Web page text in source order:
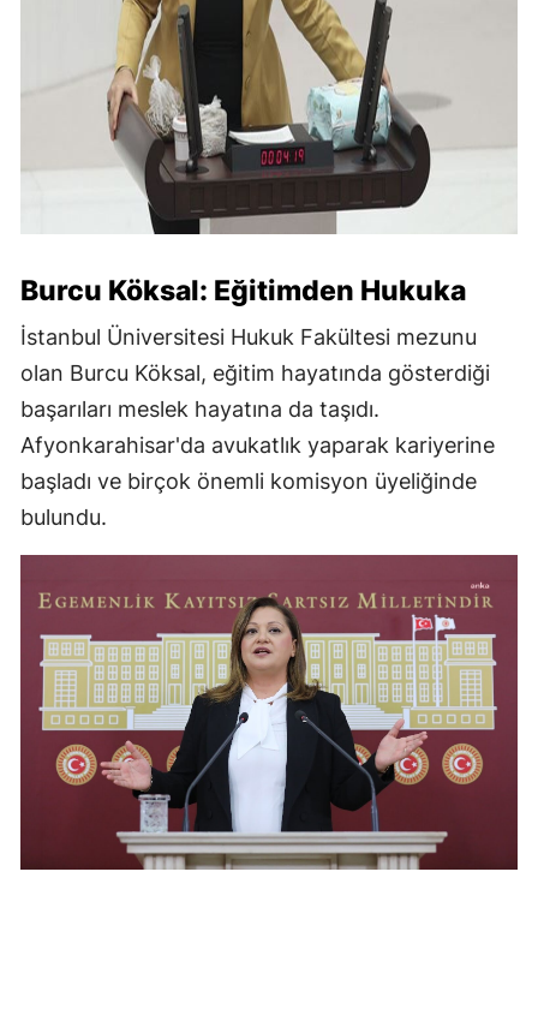
Burcu Köksal: Eğitimden Hukuka
İstanbul Üniversitesi Hukuk Fakültesi mezunu
olan Burcu Köksal, eğitim hayatında gösterdiği
başarıları meslek hayatına da taşıdı.
Afyonkarahisar'da avukatlık yaparak kariyerine
başladı ve birçok önemli komisyon üyeliğinde
bulundu.